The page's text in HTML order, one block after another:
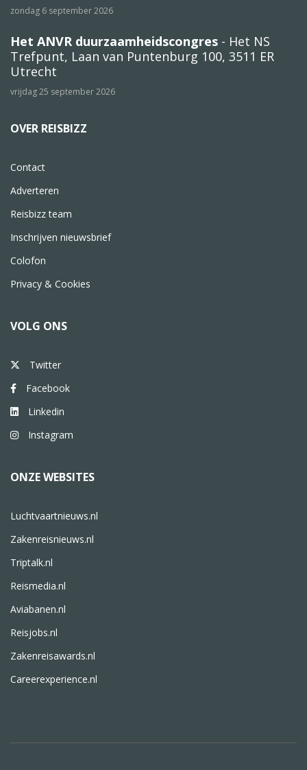
zondag 6 september 2026
Het ANVR duurzaamheidscongres - Het NS
Trefpunt, Laan van Puntenburg 100, 3511 ER
Utrecht
vrijdag 25 september 2026
OVER REISBIZZ
Contact
Adverteren
Reisbizz team
Inschrijven nieuwsbrief
Colofon
Privacy & Cookies
VOLG ONS
Twitter
Facebook
Linkedin
Instagram
ONZE WEBSITES
Luchtvaartnieuws.nl
Zakenreisnieuws.nl
Triptalk.nl
Reismedia.nl
Aviabanen.nl
Reisjobs.nl
Zakenreisawards.nl
Careerexperience.nl